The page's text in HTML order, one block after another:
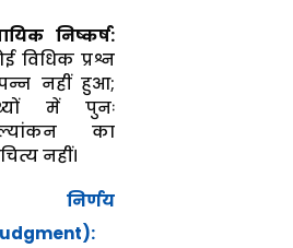
निष्कर्ष:
विधिक प्रश्न
नहीं हुआ;
में पुनः
का
नहीं।
निर्णय